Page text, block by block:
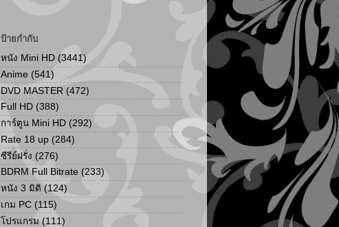
ป้ายกำกับ
หนัง Mini HD (3441)
Anime (541)
DVD MASTER (472)
Full HD (388)
การ์ตูน Mini HD (292)
Rate 18 up (284)
ซีรีย์ฝรั่ง (276)
BDRM Full Bitrate (233)
หนัง 3 มิติ (124)
เกม PC (115)
โปรแกรม (111)